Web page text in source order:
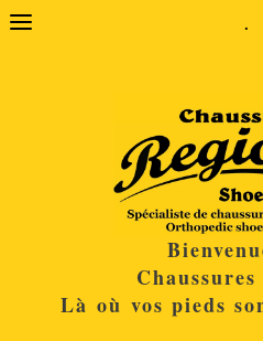
.
Là où vos pieds